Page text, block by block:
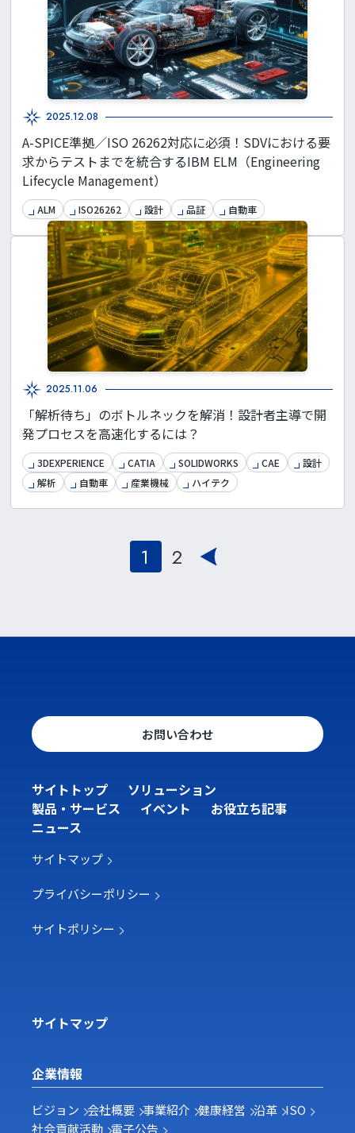
2025.12.08
A-SPICE準拠／ISO 26262対応に必須！SDVにおける要
求からテストまでを統合するIBM ELM（Engineering
Lifecycle Management）
ALM ISO26262 設計 品証 自動車
2025.11.06
「解析待ち」のボトルネックを解消！設計者主導で開
発プロセスを高速化するには？
3DEXPERIENCE CATIA SOLIDWORKS CAE
設計
解析
自動車 産業機械 ハイテク
ペー
1 2
お問い合わせ
サイトトップ
ソリューション
製品・サービス
イベント
お役立ち記事
ニュース
サイトマップ
プライバシーポリシー
サイトポリシー
サイトマップ
企業情報
ビジョン 会社概要 事業紹介 健康経営 沿革 ISO
社会貢献活動 電子公告